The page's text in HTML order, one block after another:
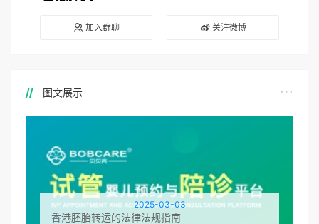
加入群聊 关注微博
图文展示
2025-03-03
香港胚胎转运的法律法规指南